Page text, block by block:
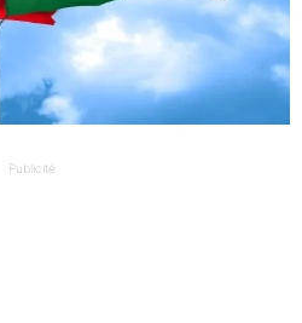
Publicité